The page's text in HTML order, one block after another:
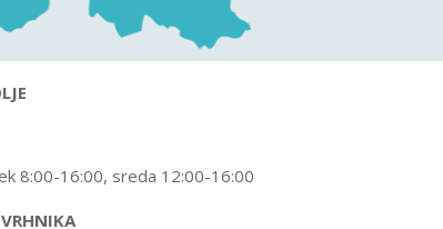
8:00-16:00, sreda 12:00-16:00